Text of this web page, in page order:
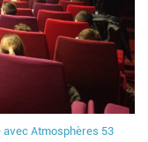
avec Atmosphères 53